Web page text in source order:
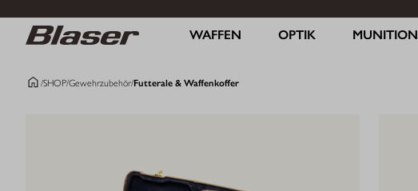
WAFFEN OPTIK MUNITION
/SHOP/Gewehrzubehör/Futterale & Waffenkoffer